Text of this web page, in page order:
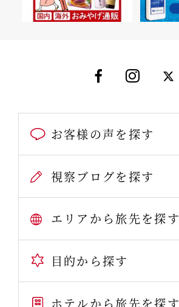
お客様の声を探す
視察ブログを探す
エリアから旅先を探す
目的から探す
ホテルから旅先を探す